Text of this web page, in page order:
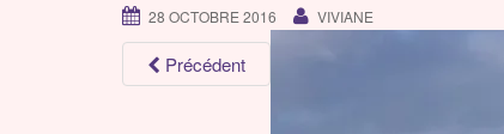
28 OCTOBRE 2016 VIVIANE
Précédent